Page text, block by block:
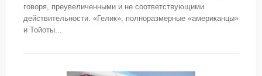
говоря, преувеличенными и не соответствующими
действительности. «Гелик», полноразмерные «американцы»
и Тойоты...